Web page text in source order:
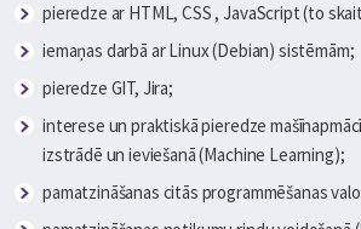
pieredze ar HTML, CSS , JavaScript (to
iemaņas darbā ar Linux (Debian) sistēmām;
pieredze GIT, Jira;
interese un praktiskā pieredze
izstrādē un ieviešanā (Machine Learning);
pamatzināšanas citās programmēšanas